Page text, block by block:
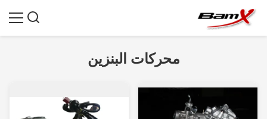
محركات البنزين